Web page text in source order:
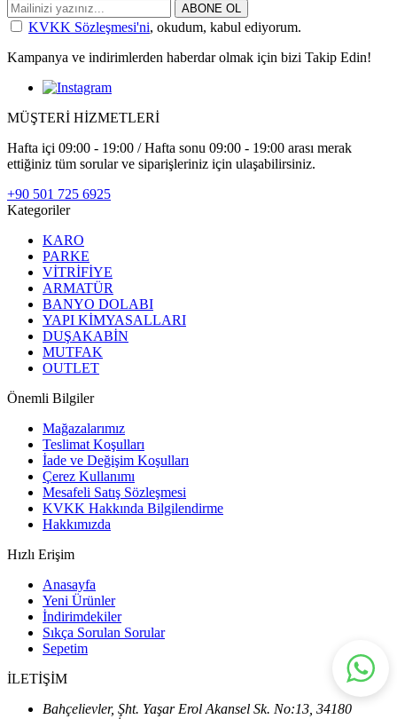
ABONE OL
KVKK Sözleşmesi'ni, okudum, kabul ediyorum.
Kampanya ve indirimlerden haberdar olmak için bizi Takip Edin!
MÜŞTERİ HİZMETLERİ
Hafta içi 09:00 - 19:00 / Hafta sonu 09:00 - 19:00 arası merak
ettiğiniz tüm sorular ve siparişleriniz için ulaşabilirsiniz.
+90 501 725 6925
Kategoriler
KARO
PARKE
VİTRİFİYE
ARMATÜR
BANYO DOLABI
YAPI KİMYASALLARI
DUŞAKABİN
MUTFAK
OUTLET
Önemli Bilgiler
Mağazalarımız
Teslimat Koşulları
İade ve Değişim Koşulları
Çerez Kullanımı
Mesafeli Satış Sözleşmesi
KVKK Hakkında Bilgilendirme
Hakkımızda
Hızlı Erişim
Anasayfa
Yeni Ürünler
İndirimdekiler
Sıkça Sorulan Sorular
Sepetim
İLETİŞİM
Bahçelievler, Şht. Yaşar Erol Akansel Sk. No:13, 34180